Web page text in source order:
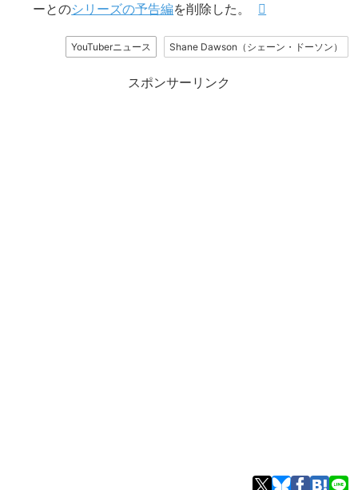
ーとのシリーズの予告編を削除した。
YouTuberニュース Shane Dawson（シェーン・ドーソン）
スポンサーリンク